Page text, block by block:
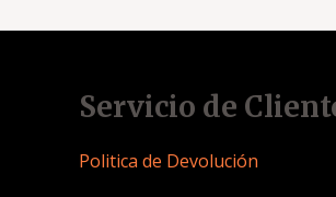
Servicio de
Politica de Devolución